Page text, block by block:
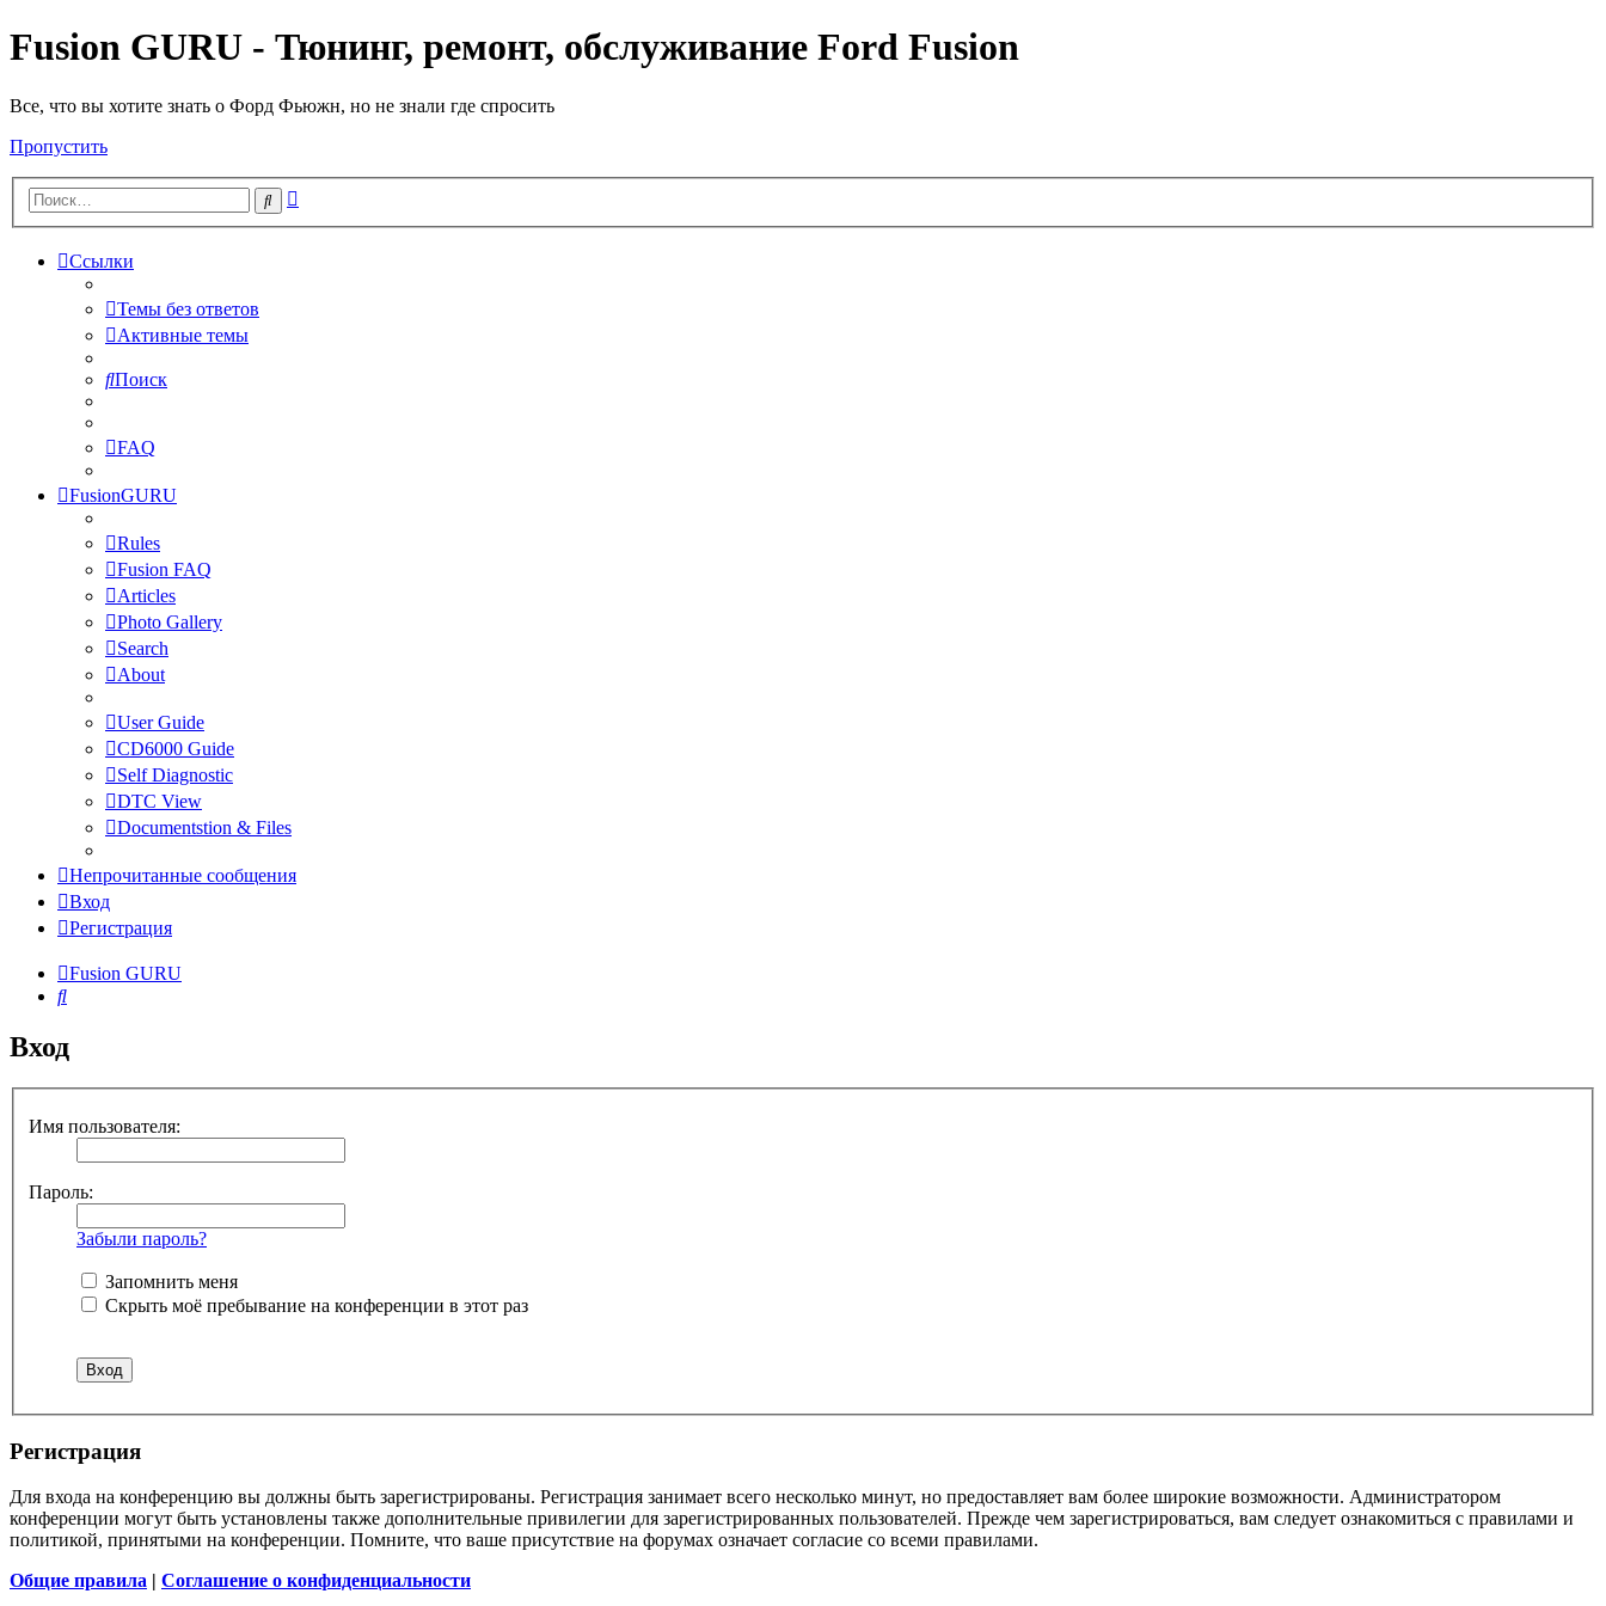
Fusion GURU - Тюнинг, ремонт, обслуживание Ford Fusion
Все, что вы хотите знать о Форд Фьюжн, но не знали где спросить
Пропустить
Поиск
Ссылки
Темы без ответов
Активные темы
Поиск
FAQ
FusionGURU
Rules
Fusion FAQ
Articles
Photo Gallery
Search
About
User Guide
CD6000 Guide
Self Diagnostic
DTC View
Documentstion & Files
Непрочитанные сообщения
Вход
Регистрация
Fusion GURU
Поиск
Вход
Имя пользователя:
Пароль:
Забыли пароль?
Запомнить меня
Скрыть моё пребывание на конференции в этот раз
Регистрация
Для входа на конференцию вы должны быть зарегистрированы. Регистрация занимает всего несколько минут, но предоставляет вам более широкие возможности. Администратором
конференции могут быть установлены также дополнительные привилегии для зарегистрированных пользователей. Прежде чем зарегистрироваться, вам следует ознакомиться с правилами и
политикой, принятыми на конференции. Помните, что ваше присутствие на форумах означает согласие со всеми правилами.
Общие правила | Соглашение о конфиденциальности